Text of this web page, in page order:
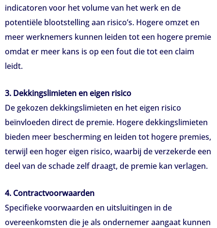
indicatoren voor het volume van het werk en de
potentiële blootstelling aan risico’s. Hogere omzet en
meer werknemers kunnen leiden tot een hogere premie
omdat er meer kans is op een fout die tot een claim
leidt.
3. Dekkingslimieten en eigen risico
De gekozen dekkingslimieten en het eigen risico
beïnvloeden direct de premie. Hogere dekkingslimieten
bieden meer bescherming en leiden tot hogere premies,
terwijl een hoger eigen risico, waarbij de verzekerde een
deel van de schade zelf draagt, de premie kan verlagen.
4. Contractvoorwaarden
Specifieke voorwaarden en uitsluitingen in de
overeenkomsten die je als ondernemer aangaat kunnen